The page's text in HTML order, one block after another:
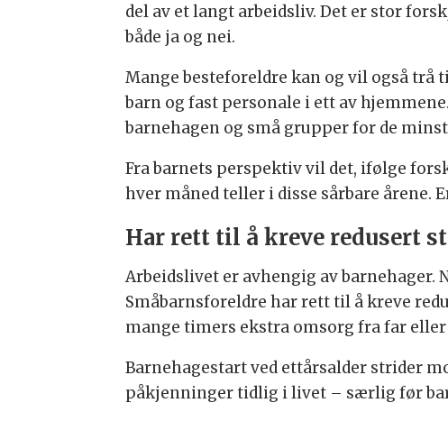
del av et langt arbeidsliv. Det er stor
både ja og nei.
Mange besteforeldre kan og vil også
barn og fast personale i ett av
barnehagen og små grupper for de
Fra barnets perspektiv vil det, ifølge
hver måned teller i disse sårbare årene.
Har rett til å kreve redusert
Arbeidslivet er avhengig av barnehager.
Småbarnsforeldre har rett til å kreve
mange timers ekstra omsorg fra far
Barnehagestart ved ettårsalder strider
påkjenninger tidlig i livet – særlig før